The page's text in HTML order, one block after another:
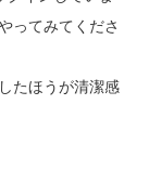
ってみてくださ
たほうが清潔感